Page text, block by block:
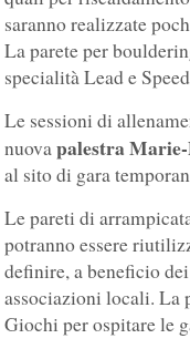
saranno realizzate
La parete per
specialità Lead e
Le sessioni di
nuovapalestra
al sito di gara
Le pareti di
potranno essere
definire, a beneficio
associazioni locali. La
Giochi per ospitare le